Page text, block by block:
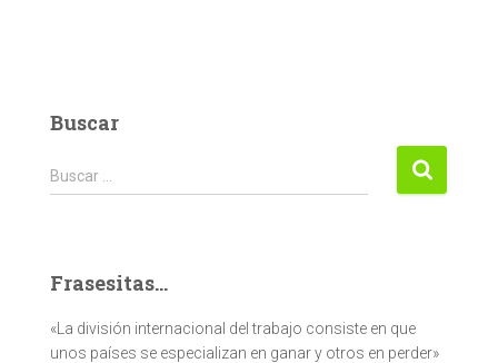
Buscar
Buscar:
Buscar …
Frasesitas...
«La división internacional del trabajo consiste en que
unos países se especializan en ganar y otros en perder»